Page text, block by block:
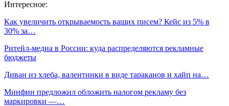
Интересное:
Как увеличить открываемость ваших писем? Кейс из 5% в
30% за…
Ритейл-медиа в России: куда распределяются рекламные
бюджеты
Диван из хлеба, валентинки в виде тараканов и хайп на…
Минфин предложил обложить налогом рекламу без
маркировки —…